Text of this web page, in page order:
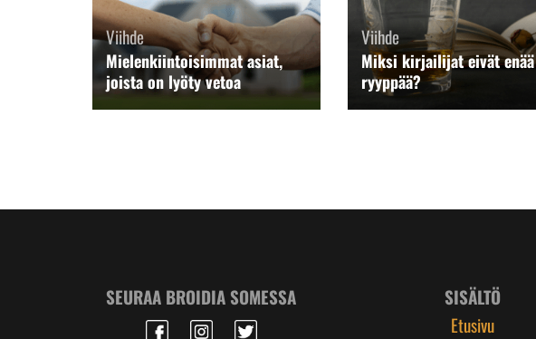
Viihde
Mielenkiintoisimmat asiat,
joista on lyöty vetoa
Viihde
Miksi kirjailijat eivät enää
ryyppää?
SEURAA BROIDIA SOMESSA
SISÄLTÖ
Etusivu